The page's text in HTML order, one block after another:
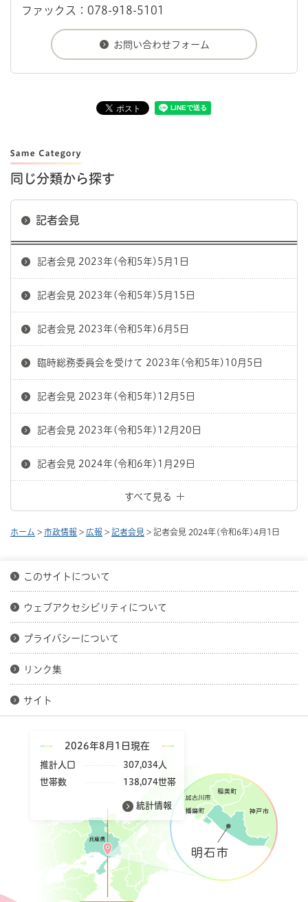
ファックス：078-918-5101
同じ分類から探す
記者会見
記者会見 2023年(令和5年)5月1日
記者会見 2023年(令和5年)5月15日
記者会見 2023年(令和5年)6月5日
臨時総務委員会を受けて 2023年(令和5年)10月5日
記者会見 2023年(令和5年)12月5日
記者会見 2023年(令和5年)12月20日
記者会見 2024年(令和6年)1月29日
すべて見る
ホーム > 市政情報 > 広報 > 記者会見 > 記者会見 2024年(令和6年)4月1日
このサイトについて
ウェブアクセシビリティについて
プライバシーについて
リンク集
サイト
2026年8月1日現在
推計人口
307,034人
世帯数
138,074世帯
統計情報